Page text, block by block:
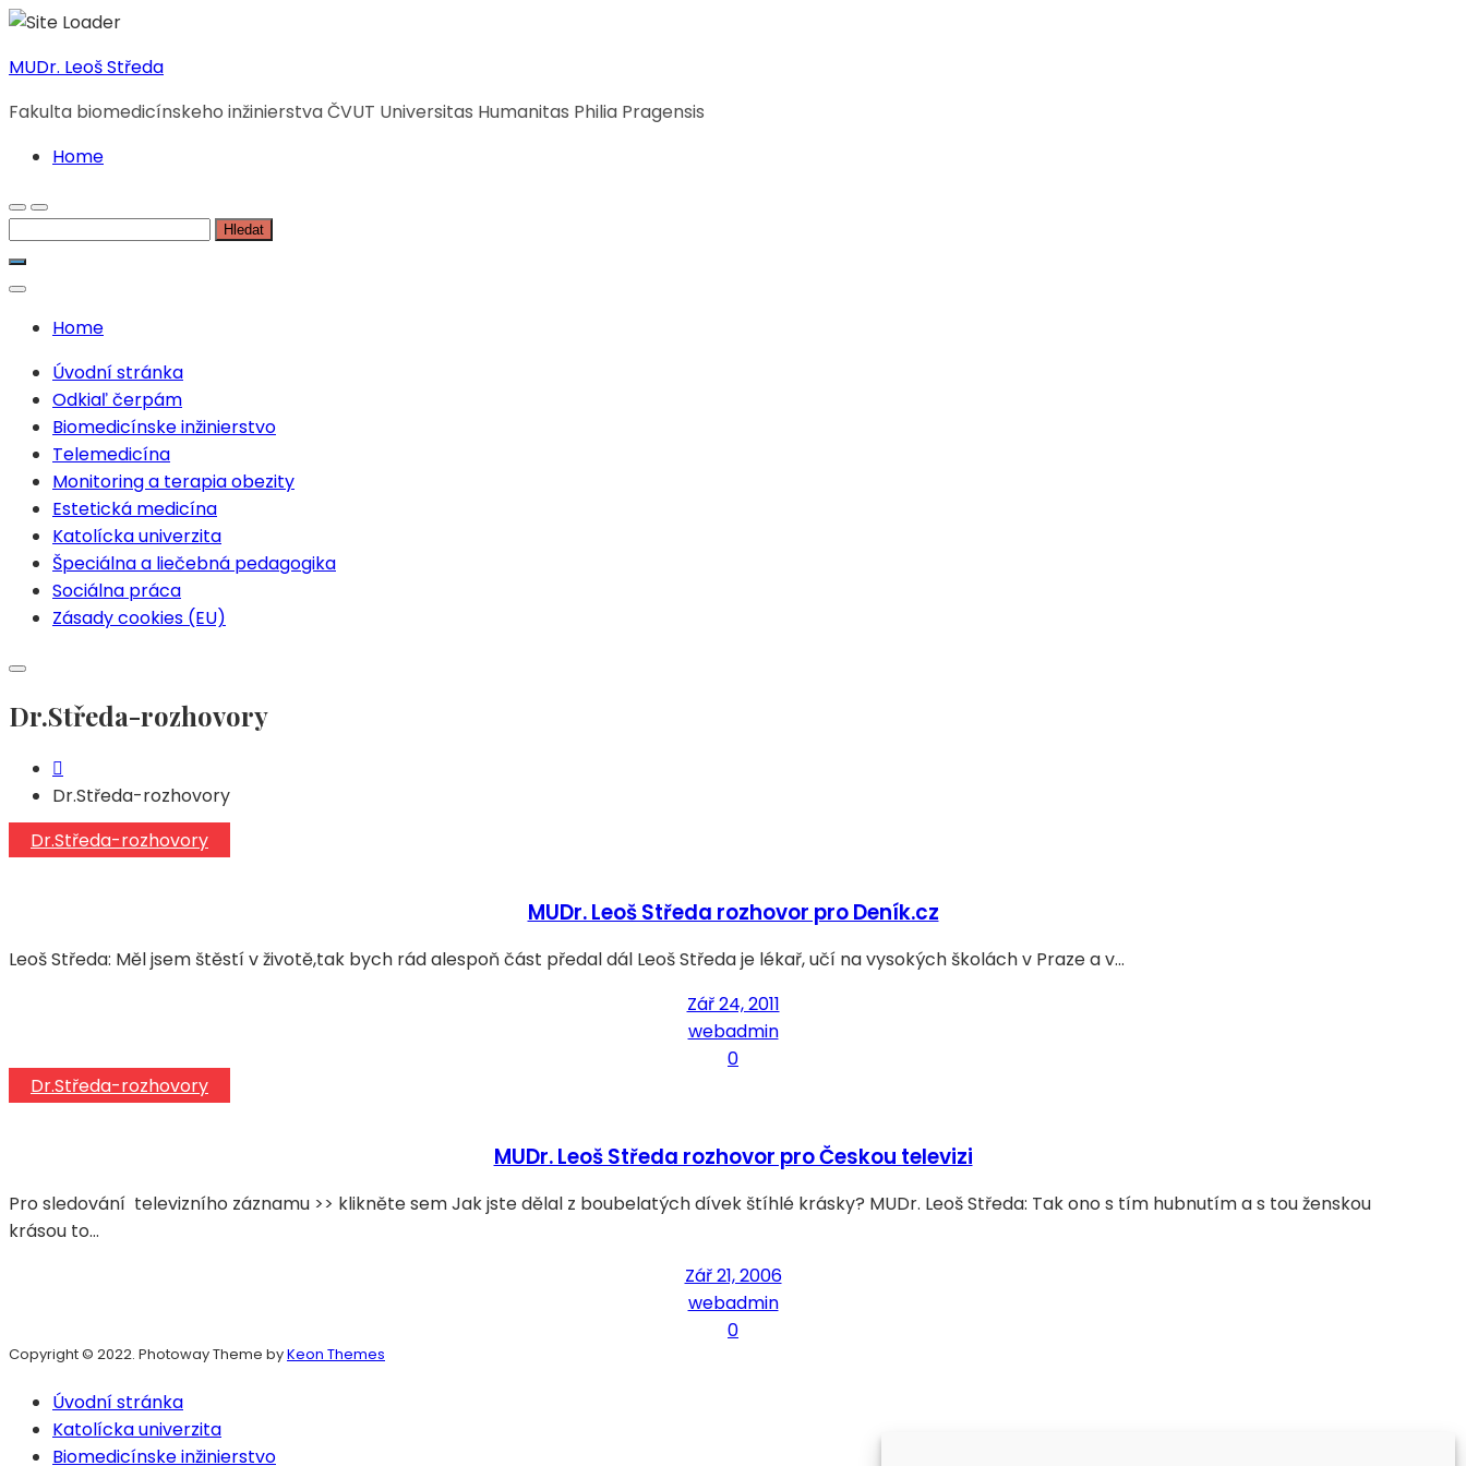
Skip
content
MUDr. Leoš Středa
Fakulta biomedicínskeho inžinierstva ČVUT Universitas Humanitas Philia Pragensis
Home
Vyhledávání
Home
Úvodní stránka
Odkiaľ čerpám
Biomedicínske inžinierstvo
Telemedicína
Monitoring a terapia obezity
Estetická medicína
Katolícka univerzita
Špeciálna a liečebná pedagogika
Sociálna práca
Zásady cookies (EU)
Dr.Středa-rozhovory
Dr.Středa-rozhovory
Dr.Středa-rozhovory
MUDr. Leoš Středa rozhovor pro Deník.cz
Leoš Středa: Měl jsem štěstí v životě,tak bych rád alespoň část předal dál Leoš Středa je lékař, učí na vysokých školách v Praze a v…
Zář 24, 2011
webadmin
0
Dr.Středa-rozhovory
MUDr. Leoš Středa rozhovor pro Českou televizi
Pro sledování televizního záznamu >> klikněte sem Jak jste dělal z boubelatých dívek štíhlé krásky? MUDr. Leoš Středa: Tak ono s tím hubnutím a s tou ženskou
krásou to…
Zář 21, 2006
webadmin
0
Copyright © 2022. Photoway Theme byKeon Themes
Úvodní stránka
Katolícka univerzita
Biomedicínske inžinierstvo